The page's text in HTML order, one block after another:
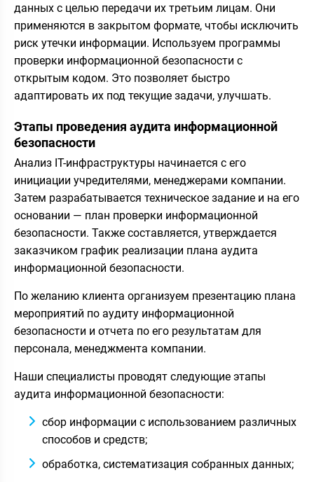
данных с целью передачи их третьим лицам. Они
применяются в закрытом формате, чтобы исключить
риск утечки информации. Используем программы
проверки информационной безопасности с
открытым кодом. Это позволяет быстро
адаптировать их под текущие задачи, улучшать.
Этапы проведения аудита информационной
безопасности
Анализ IT-инфраструктуры начинается с его
инициации учредителями, менеджерами компании.
Затем разрабатывается техническое задание и на его
основании — план проверки информационной
безопасности. Также составляется, утверждается
заказчиком график реализации плана аудита
информационной безопасности.
По желанию клиента организуем презентацию плана
мероприятий по аудиту информационной
безопасности и отчета по его результатам для
персонала, менеджмента компании.
Наши специалисты проводят следующие этапы
аудита информационной безопасности:
сбор информации с использованием различных
способов и средств;
обработка, систематизация собранных данных;